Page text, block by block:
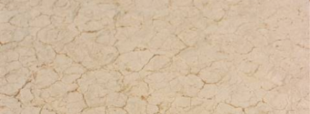
Sur les pistes de Namibie - La grande aventure avec
vos ados
De l'infinité de l'Etosha Pan au plus vieux désert au monde, embarquer
dans votre propre 4x4 pour sillonner la Namibie en famille
17 jours, de CHF 4900 à CHF 6800